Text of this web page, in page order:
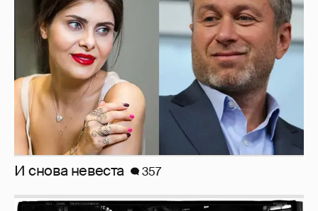
И снова невеста 357